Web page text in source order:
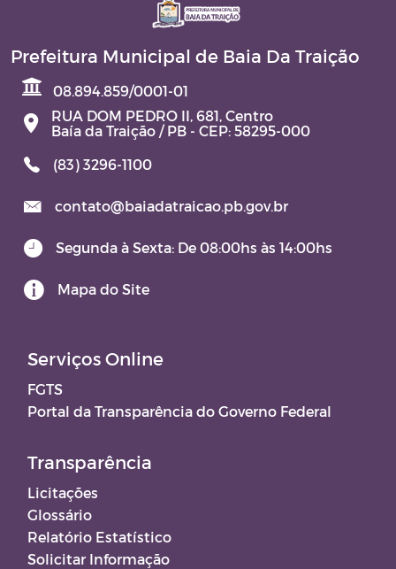
Prefeitura Municipal de Baia Da Traição
08.894.859/0001-01
RUA DOM PEDRO II, 681, Centro
Baía da Traição / PB - CEP: 58295-000
(83) 3296-1100
contato@baiadatraicao.pb.gov.br
Segunda à Sexta: De 08:00hs às 14:00hs
Mapa do Site
Serviços Online
FGTS
Portal da Transparência do Governo Federal
Transparência
Licitações
Glossário
Relatório Estatístico
Solicitar Informação